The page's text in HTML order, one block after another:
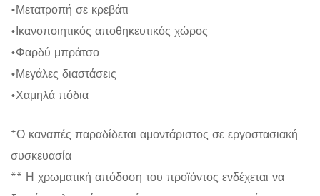
•Μετατροπή σε κρεβάτι
•Ικανοποιητικός αποθηκευτικός χώρος
•Φαρδύ μπράτσο
•Μεγάλες διαστάσεις
•Χαμηλά πόδια
*Ο καναπές παραδίδεται αμοντάριστος σε εργοστασιακή
συσκευασία
** Η χρωματική απόδοση του προϊόντος ενδέχεται να